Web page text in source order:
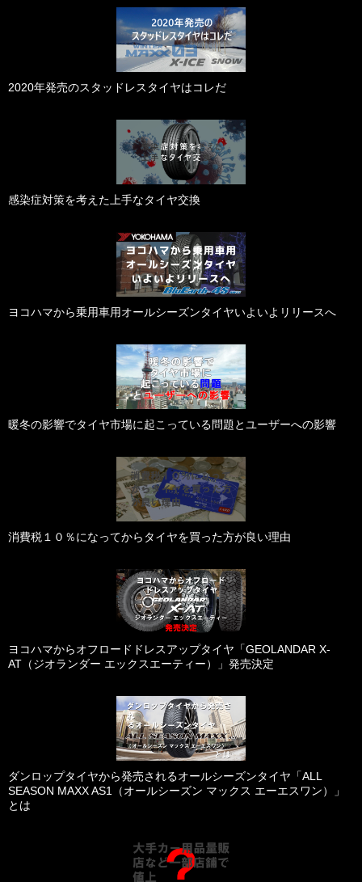
2020年発売のスタッドレスタイヤはコレだ
感染症対策を考えた上手なタイヤ交換
ヨコハマから乗用車用オールシーズンタイヤいよいよリリースへ
暖冬の影響でタイヤ市場に起こっている問題とユーザーへの影響
消費税１０％になってからタイヤを買った方が良い理由
ヨコハマからオフロードドレスアップタイヤ「GEOLANDAR X-
AT（ジオランダー エックスエーティー）」発売決定
ダンロップタイヤから発売されるオールシーズンタイヤ「ALL
SEASON MAXX AS1（オールシーズン マックス エーエスワン）」
とは